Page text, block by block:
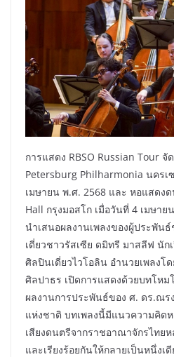
การแสดง RBSO Russian Tour
Petersburg Philharmonia นครเ
เมษายน พ.ศ. 2568 และ หอแสดง
Hall กรุงมอสโก เมื่อวันที่ 4 เมษาย
นำเสนอผลงานเพลงของผู้ประพัน
เดี่ยวชาวรัสเซีย ดมิทรี มาสลีฟ นั
ศิลปินเดี่ยวไวโอลิน อำนวยเพลง
ศิลปาธร เปิดการแสดงด้วยบทโหม
ผลงานการประพันธ์ของ ศ. ดร.ณ
แห่งชาติ บทเพลงนี้มีแนวความคิด
เสียงดนตรีจากราชอาณาจักรไทย
และเรียงร้อยกันให้กลายเป็นหนึ่งเ